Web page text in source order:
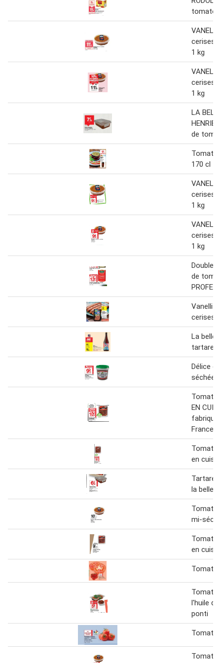
tomates
cerises
1 kg
cerises
1 kg
LA
de
170 cl
cerises
1 kg
cerises
1 kg
Double
de
Vanelli -
cerises
La belle
tartare
Délice
séchées
EN
France
en
Tartare
la belle
mi-
en
l'huile
ponti